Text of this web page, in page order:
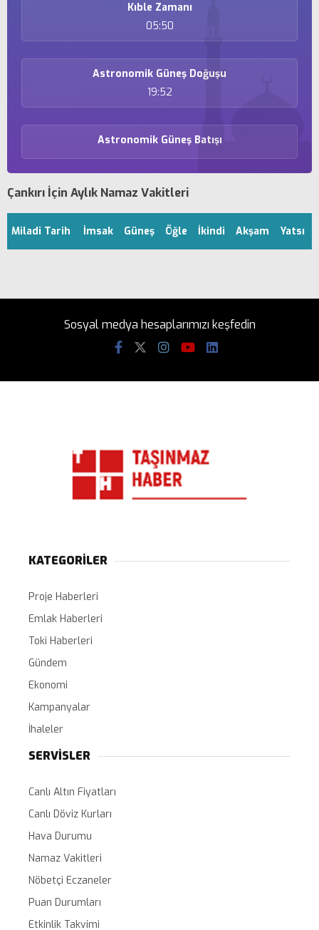
Çankırı İçin Aylık Namaz Vakitleri
Miladi Tarih İmsak Güneş Öğle İkindi Akşam Yatsı
Kıble Zamanı
05:50
Astronomik Güneş Doğuşu
19:52
Astronomik Güneş Batışı
Sosyal medya hesaplarımızı keşfedin
KATEGORİLER
Proje Haberleri
Emlak Haberleri
Toki Haberleri
Gündem
Ekonomi
Kampanyalar
İhaleler
SERVİSLER
Canlı Altın Fiyatları
Canlı Döviz Kurları
Hava Durumu
Namaz Vakitleri
Nöbetçi Eczaneler
Puan Durumları
Etkinlik Takvimi